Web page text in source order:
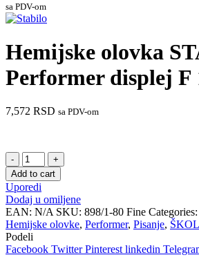
sa PDV-om
Hemijske olovka
Performer displej F
7,572 RSD sa PDV-om
Hemijske
olovka
STABILO
Performer
displej
F
1/80
quantity
Add to cart
Uporedi
Dodaj u omiljene
EAN: N/A SKU: 898/1-80 Fine Categories:
Hemijske olovke, Performer, Pisanje,
Podeli
Facebook Twitter Pinterest linkedin